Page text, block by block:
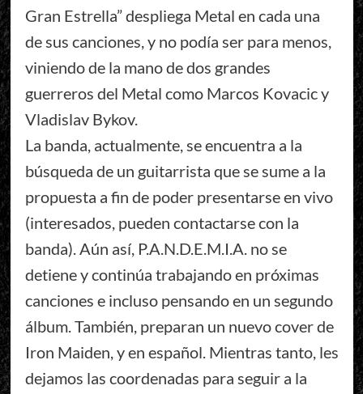
Gran Estrella” despliega Metal en cada una
de sus canciones, y no podía ser para menos,
viniendo de la mano de dos grandes
guerreros del Metal como Marcos Kovacic y
Vladislav Bykov.
La banda, actualmente, se encuentra a la
búsqueda de un guitarrista que se sume a la
propuesta a fin de poder presentarse en vivo
(interesados, pueden contactarse con la
banda). Aún así, P.A.N.D.E.M.I.A. no se
detiene y continúa trabajando en próximas
canciones e incluso pensando en un segundo
álbum. También, preparan un nuevo cover de
Iron Maiden, y en español. Mientras tanto, les
dejamos las coordenadas para seguir a la